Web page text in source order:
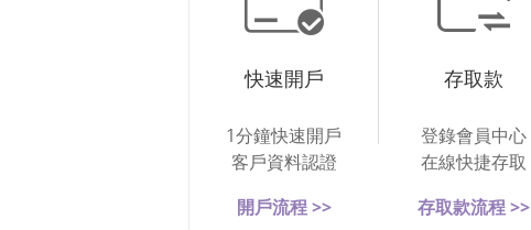
快速開戶
1分鐘快速開戶
客戶資料認證
開戶流程 >>
存取款
登錄會員中心
在線快捷存取
存取款流程 >>